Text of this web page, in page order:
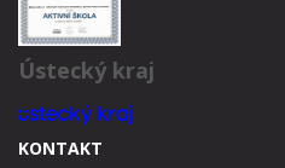
Ústecký kraj
KONTAKT